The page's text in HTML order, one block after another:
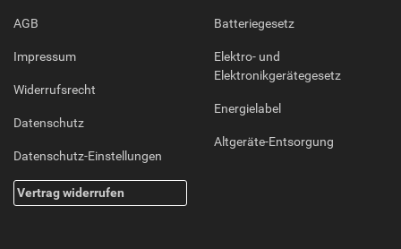
AGB
Impressum
Widerrufsrecht
Datenschutz
Datenschutz-Einstellungen
Vertrag widerrufen
Batteriegesetz
Elektro- und
Elektronikgerätegesetz
Energielabel
Altgeräte-Entsorgung